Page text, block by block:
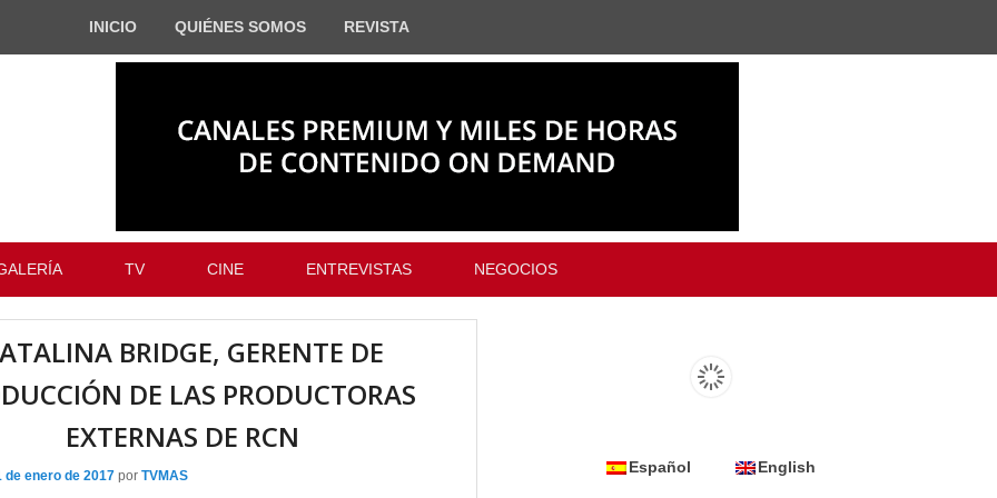
INICIO QUIÉNES SOMOS REVISTA
TV CINE ENTREVISTAS NEGOCIOS
BRIDGE, GERENTE DE
DE LAS PRODUCTORAS
EXTERNAS DE RCN
de enero de 2017 por TVMAS
Español English